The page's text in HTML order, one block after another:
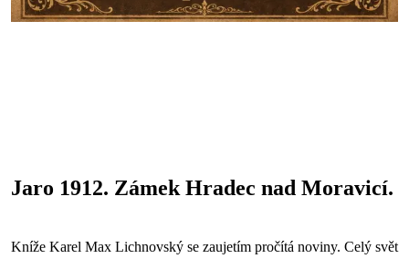
Jaro 1912. Zámek Hradec nad Moravicí.
Kníže Karel Max Lichnovský se zaujetím pročítá noviny. Celý svět